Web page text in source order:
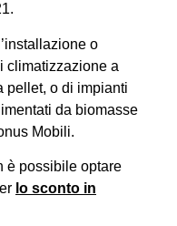
o
climatizzazione a
pellet, o di impianti
da biomasse
Mobili.
è possibile optare
lo sconto in